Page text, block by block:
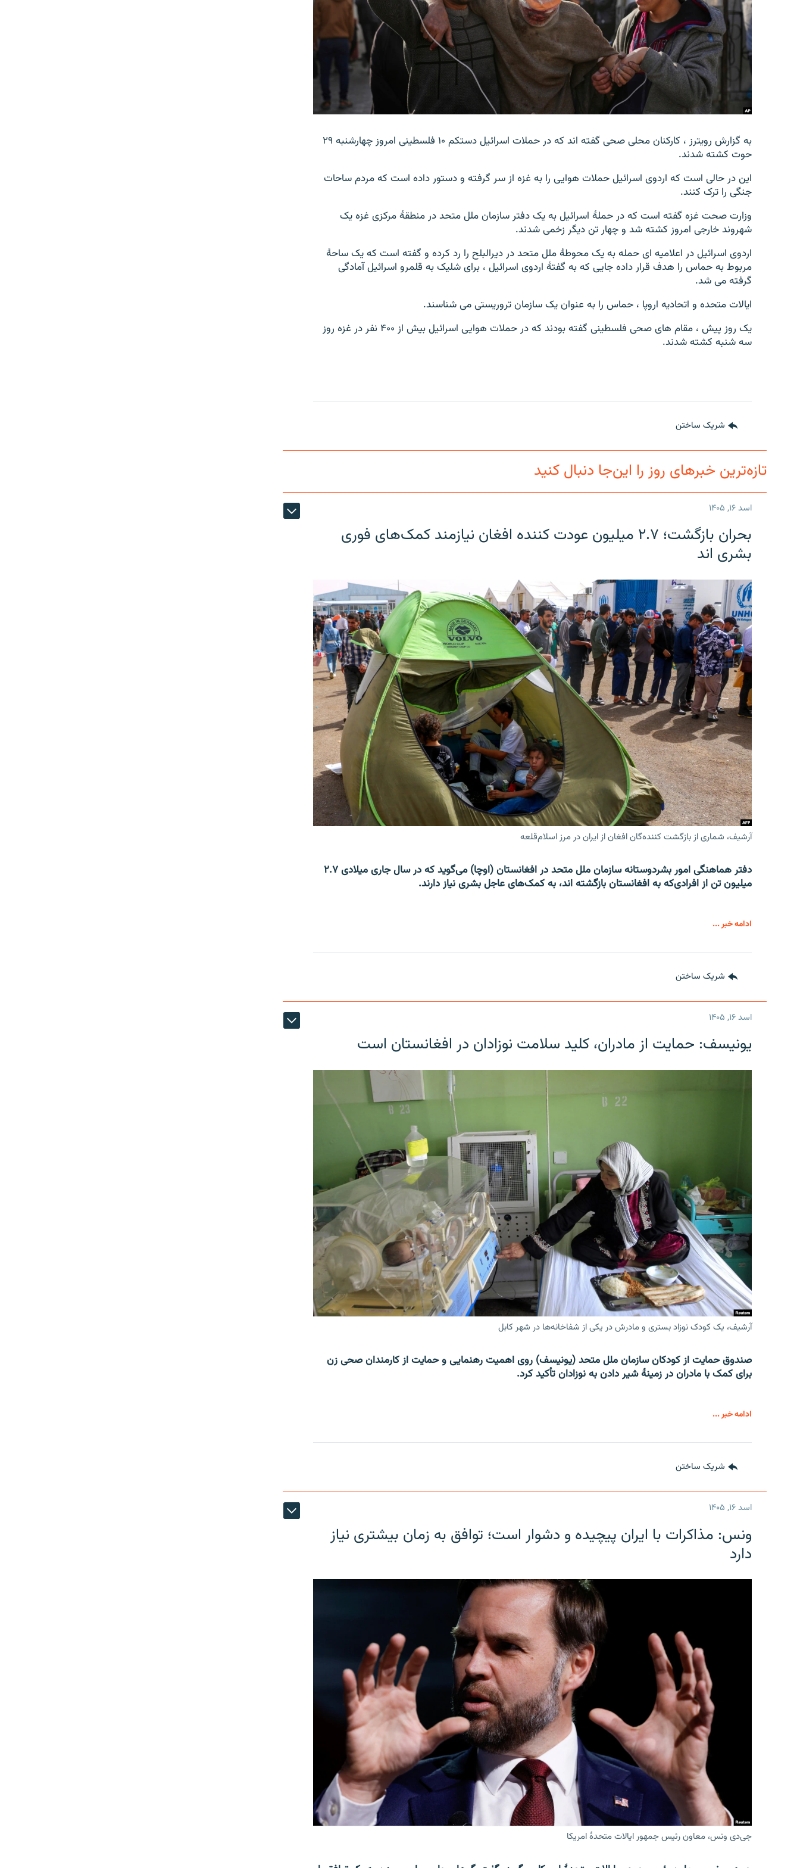
به گزارش رویترز ، کارکنان محلی صحی گفته اند که در حملات اسرائیل دستکم ۱۰ فلسطینی امروز چهارشنبه ۲۹
حوت کشته شدند.
این در حالی است که اردوی اسرائیل حملات هوایی را به غزه از سر گرفته و دستور داده است که مردم ساحات
جنگی را ترک کنند.
وزارت صحت غزه گفته است که در حملۀ اسرائیل به یک دفتر سازمان ملل متحد در منطقۀ مرکزی غزه یک
شهروند خارجی امروز کشته شد و چهار تن دیگر زخمی شدند.
اردوی اسرائیل در اعلامیه ای حمله به یک محوطۀ ملل متحد در دیرالبلح را رد کرده و گفته است که یک ساحۀ
مربوط به حماس را هدف قرار داده جایی که به گفتۀ اردوی اسرائیل ، برای شلیک به قلمرو اسرائیل آمادگی
گرفته می شد.
ایالات متحده و اتحادیه اروپا ، حماس را به عنوان یک سازمان تروریستی می شناسند.
یک روز پیش ، مقام های صحی فلسطینی گفته بودند که در حملات هوایی اسرائیل بیش از ۴۰۰ نفر در غزه روز
سه شنبه کشته شدند.
شریک ساختن
تازه‌ترین خبرهای روز را این‌جا دنبال کنید
اسد ۱۶, ۱۴۰۵
بحران بازگشت؛ ۲.۷ میلیون عودت کننده افغان نیازمند کمک‌های فوری
بشری اند
آرشیف، شماری از بازگشت کننده‌گان افغان از ایران در مرز اسلام‌قلعه
دفتر هماهنگی امور بشردوستانه سازمان ملل متحد در افغانستان (اوچا) می‌گوید که در سال جاری میلادی ۲.۷
میلیون تن از افرادی‌که به افغانستان بازگشته اند، به کمک‌های عاجل بشری نیاز دارند.
ادامه خبر ...
شریک ساختن
اسد ۱۶, ۱۴۰۵
یونیسف: حمایت از مادران، کلید سلامت نوزادان در افغانستان است
آرشیف، یک کودک نوزاد بستری و مادرش در یکی از شفاخانه‌ها در شهر کابل
صندوق حمایت از کودکان سازمان ملل متحد (یونیسف) روی اهمیت رهنمایی و حمایت از کارمندان صحی زن
برای کمک با مادران در زمینۀ شیر دادن به نوزادان تأکید کرد.
ادامه خبر ...
شریک ساختن
اسد ۱۶, ۱۴۰۵
ونس: مذاکرات با ایران پیچیده و دشوار است؛ توافق به زمان بیشتری نیاز
دارد
جی‌دی ونس، معاون رئیس جمهور ایالات متحدۀ امریکا